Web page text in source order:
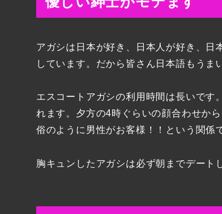
アガシは日本が好き、日本人が好き、日
しています。だから皆さん日本語もうま
エスコートアガシの利用時間は長いです
れます。夕方の4時ぐらいの顔合わせか
俗のように男性がお客様！！という関係
胸キュンしたアガシは必ず朝までデート